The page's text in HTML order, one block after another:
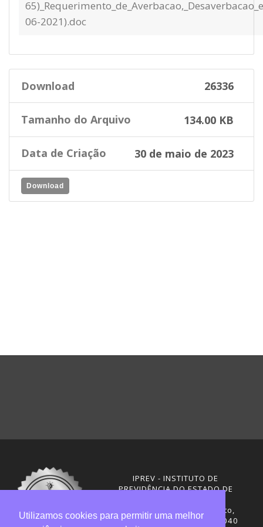
06-2021).doc
Download 26336
Tamanho do Arquivo 134.00 KB
Data de Criação 30 de maio de 2023
Download
IPREV - INSTITUTO DE
PREVIDÊNCIA DO ESTADO DE
Rua Visconde de Ouro Preto,
291 – Centro - CEP: 88020-040
Utilizamos cookies para permitir uma melhor